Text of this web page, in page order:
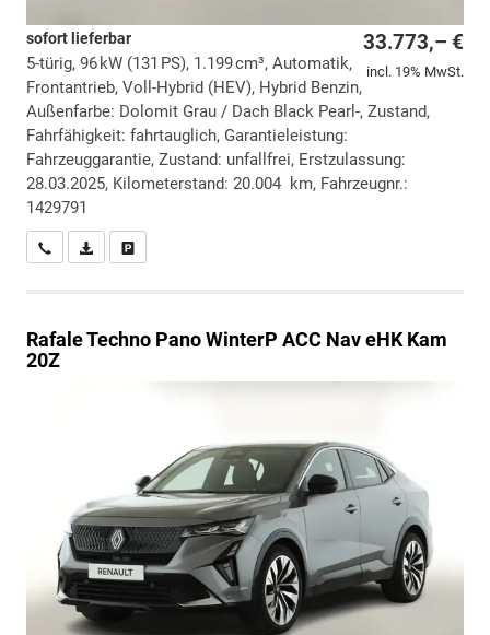
33.773,– €
incl. 19% MwSt.
sofort lieferbar
5-türig, 96 kW (131 PS), 1.199 cm³, Automatik,
Frontantrieb, Voll-Hybrid (HEV), Hybrid Benzin,
Außenfarbe: Dolomit Grau / Dach Black Pearl-, Zustand,
Fahrfähigkeit: fahrtauglich, Garantieleistung:
Fahrzeuggarantie, Zustand: unfallfrei, Erstzulassung:
28.03.2025, Kilometerstand: 20.004 km, Fahrzeugnr.:
1429791
Wir rufen Sie anPDF-Datei, Fahrzeugexposé drucken
RafaleTechno Pano WinterP ACC Nav eHK Kam
20Z